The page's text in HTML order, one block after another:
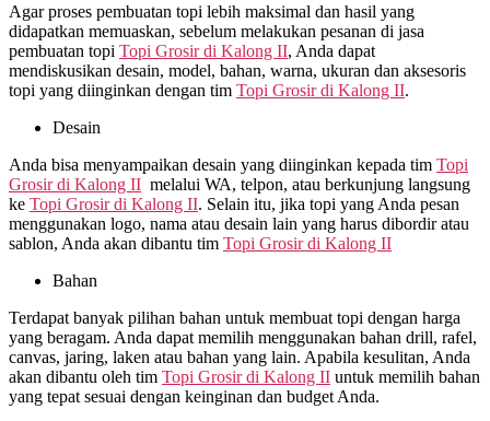
Agar proses pembuatan topi lebih maksimal dan hasil yang
didapatkan memuaskan, sebelum melakukan pesanan di jasa
pembuatan topi Topi Grosir di Kalong II, Anda dapat
mendiskusikan desain, model, bahan, warna, ukuran dan aksesoris
topi yang diinginkan dengan tim Topi Grosir di Kalong II.
Desain
Anda bisa menyampaikan desain yang diinginkan kepada tim Topi
Grosir di Kalong II melalui WA, telpon, atau berkunjung langsung
ke Topi Grosir di Kalong II. Selain itu, jika topi yang Anda pesan
menggunakan logo, nama atau desain lain yang harus dibordir atau
sablon, Anda akan dibantu tim Topi Grosir di Kalong II
Bahan
Terdapat banyak pilihan bahan untuk membuat topi dengan harga
yang beragam. Anda dapat memilih menggunakan bahan drill, rafel,
canvas, jaring, laken atau bahan yang lain. Apabila kesulitan, Anda
akan dibantu oleh tim Topi Grosir di Kalong II untuk memilih bahan
yang tepat sesuai dengan keinginan dan budget Anda.